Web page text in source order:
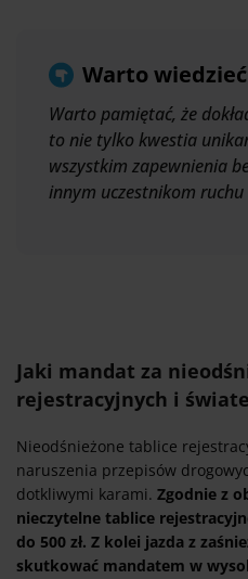
Warto wiedzieć
Warto pamiętać, że
to nie tylko kwestia
wszystkim zapewnienia
innym uczestnikom ruchu
Jaki mandat za
rejestracyjnych i
Nieodśnieżone tablice
naruszenia przepisów
dotkliwymi karami. Zgodnie z
nieczytelne tablice
do 500 zł. Z kolei jazda z
skutkować mandatem w